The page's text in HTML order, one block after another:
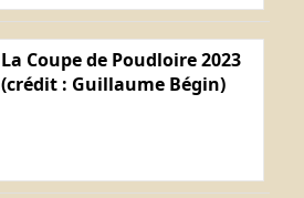
La Coupe de Poudloire 2023
(crédit : Guillaume Bégin)